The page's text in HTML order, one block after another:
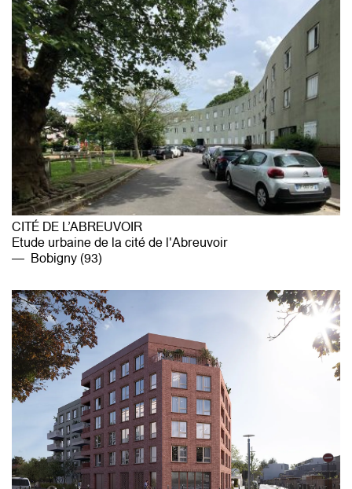
CITÉ DE L’ABREUVOIR
Etude urbaine de la cité de l'Abreuvoir
Bobigny (93)